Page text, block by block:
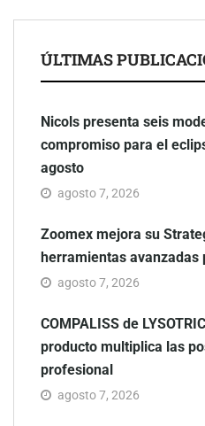
ÚLTIMAS
Nicols presenta seis
compromiso para el
agosto
agosto 7, 2026
Zoomex mejora su
herramientas
agosto 7, 2026
COMPALISS de
producto multiplica las
profesional
agosto 7, 2026